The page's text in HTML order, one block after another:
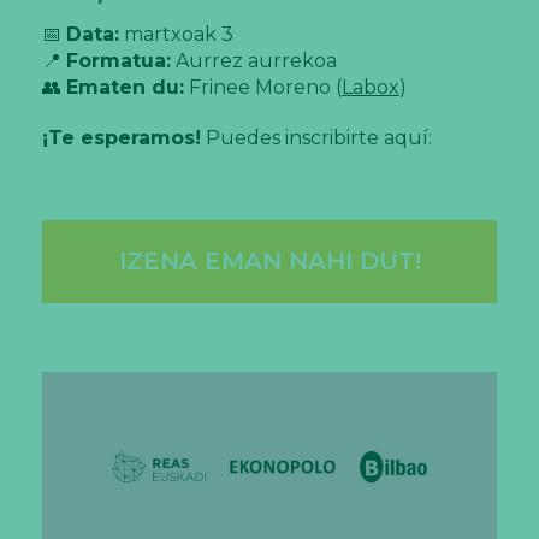
📅 Data:martxoak 3
📍 Formatua:Aurrez aurrekoa
👥 Ematen du:Frinee Moreno ( Labox)
¡Te esperamos! Puedes inscribirte aquí:
IZENA EMAN NAHI DUT!